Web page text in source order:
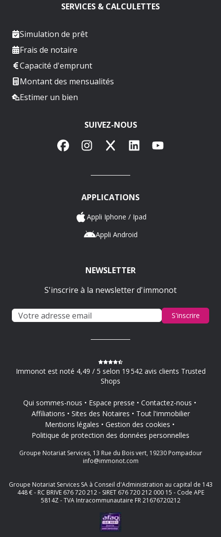
SERVICES & CALCULETTES
Simulation de prêt
Frais de notaire
Capacité d'emprunt
Montant des mensualités
Estimer un bien
SUIVEZ-NOUS
FacebookInstagram
X LinkedInYouTube
APPLICATIONS
Appli Iphone / Ipad
Appli Android
NEWSLETTER
S'inscrire à la newsletter d'immonot
S'inscrire
Immonot est noté 4,49 / 5 selon 19 542 avis clients Trusted
Shops
Qui sommes-nous Espace presse
Contactez-nous
Affiliations
Sites des Notaires
Tout l'immobilier
Mentions légales
Gestion des cookies
Politique de protection des données personnelles
Groupe Notariat Services, 13 Rue du Bois vert, 19230 Pompadour
info@immonot.com
Groupe Notariat Services SA à Conseil d'Administration au capital de 143
448 € - RC BRIVE 676 720 212 - SIRET 676 720 212 000 15 - Code APE
5814Z - TVA Intracommunautaire FR 21676720212